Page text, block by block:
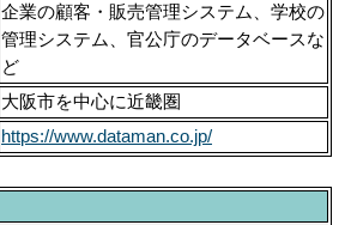
企業の顧客・販売管理システム、学校の
管理システム、官公庁のデータベースな
ど
大阪市を中心に近畿圏
https://www.dataman.co.jp/